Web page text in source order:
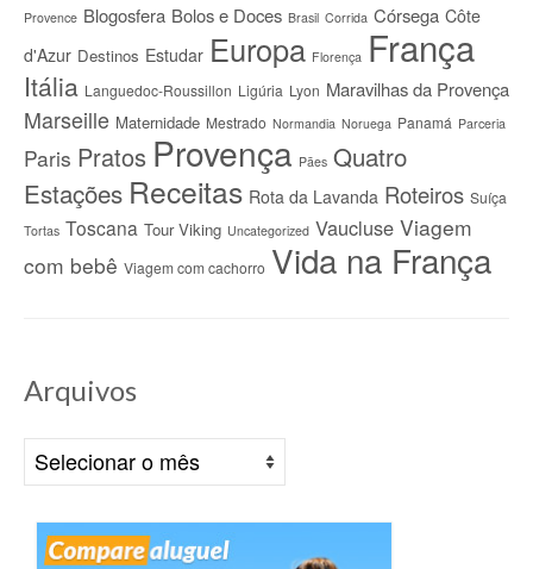
Provence Blogosfera Bolos e Doces Brasil Corrida Córsega Côte
d'Azur Destinos Estudar Europa Florença França
Itália Languedoc-Roussillon Ligúria Lyon Maravilhas da Provença
Marseille Maternidade Mestrado Normandia Noruega Panamá Parceria
Paris Pratos Provença Pães Quatro
Estações Receitas Rota da Lavanda Roteiros Suíça
Tortas Toscana Tour Viking Uncategorized Vaucluse Viagem
com bebê Viagem com cachorro Vida na França
Arquivos
Arquivos